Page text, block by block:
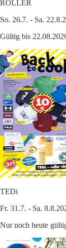
ROLLER
So. 26.7. - Sa.
Gültig bis
TEDi
Fr. 31.7. - Sa.
Nur noch heute